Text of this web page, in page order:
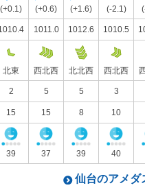
(+0.1) (+0.6) (+1.6) (-2.1)
1011.0 1012.6 1010.5
北東 西北西 北北西 西北西
2 5 5 3
15 15 8 10
39 37 39 40
仙台のアメダ